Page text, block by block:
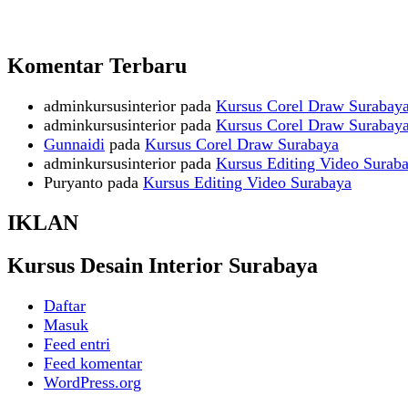
Komentar Terbaru
adminkursusinterior pada Kursus Corel Draw
adminkursusinterior pada Kursus Corel Draw
Gunnaidi pada Kursus Corel Draw Surabaya
adminkursusinterior pada Kursus Editing Video
Puryanto pada Kursus Editing Video Surabaya
IKLAN
Kursus Desain Interior Surabaya
Daftar
Masuk
Feed entri
Feed komentar
WordPress.org